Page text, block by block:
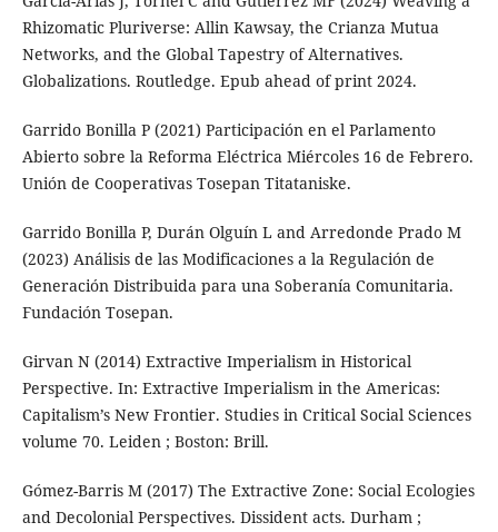
Rhizomatic Pluriverse: Allin Kawsay, the Crianza Mutua
Networks, and the Global Tapestry of Alternatives.
Globalizations. Routledge. Epub ahead of print 2024.
Garrido Bonilla P (2021) Participación en el Parlamento
Abierto sobre la Reforma Eléctrica Miércoles 16 de Febrero.
Unión de Cooperativas Tosepan Titataniske.
Garrido Bonilla P, Durán Olguín L and Arredonde Prado M
(2023) Análisis de las Modificaciones a la Regulación de
Generación Distribuida para una Soberanía Comunitaria.
Fundación Tosepan.
Girvan N (2014) Extractive Imperialism in Historical
Perspective. In: Extractive Imperialism in the Americas:
Capitalism’s New Frontier. Studies in Critical Social Sciences
volume 70. Leiden ; Boston: Brill.
Gómez-Barris M (2017) The Extractive Zone: Social Ecologies
and Decolonial Perspectives. Dissident acts. Durham ;